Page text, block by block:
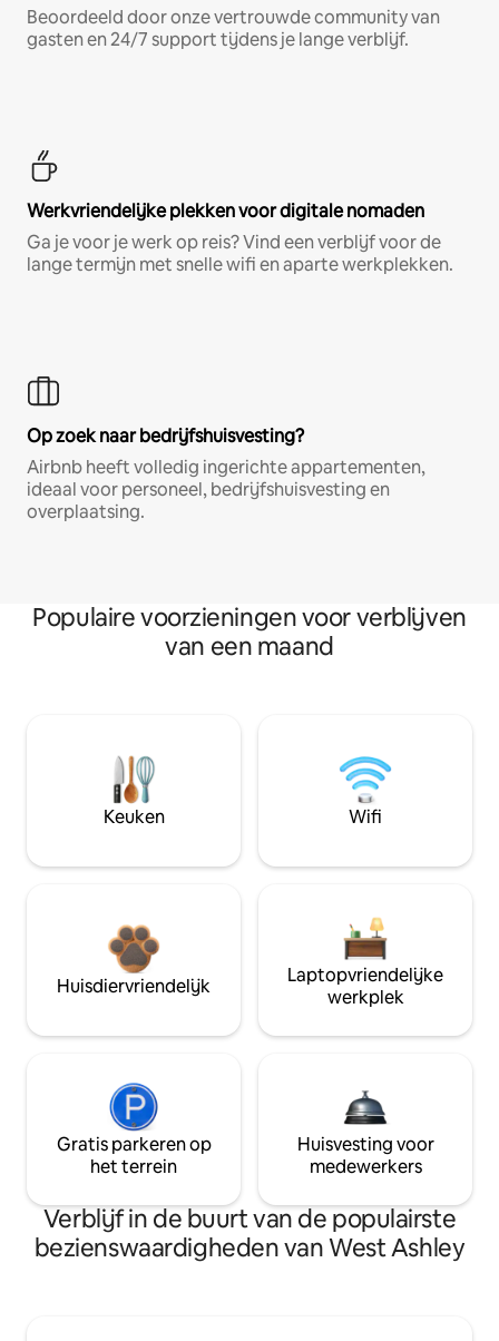
Beoordeeld door onze vertrouwde community van
gasten en 24/7 support tijdens je lange verblijf.
Werkvriendelijke plekken voor digitale nomaden
Ga je voor je werk op reis? Vind een verblijf voor de
lange termijn met snelle wifi en aparte werkplekken.
Op zoek naar bedrijfshuisvesting?
Airbnb heeft volledig ingerichte appartementen,
ideaal voor personeel, bedrijfshuisvesting en
overplaatsing.
Populaire voorzieningen voor verblijven
van een maand
Keuken Wifi
Huisdiervriendelijk
Laptopvriendelijke
werkplek
Gratis parkeren op
het terrein
Huisvesting voor
medewerkers
Verblijf in de buurt van de populairste
bezienswaardigheden van West Ashley